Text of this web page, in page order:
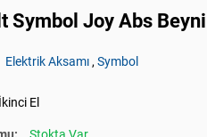
Symbol Joy Abs
Elektrik Aksamı,Symbol
İkinci El